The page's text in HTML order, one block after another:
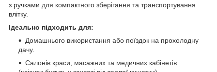
з ручками для компактного зберігання та транспортування
влітку.
Ідеально підходить для:
Домашнього використання або поїздок на прохолодну
дачу.
Салонів краси, масажних та медичних кабінетів